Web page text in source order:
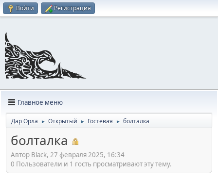
Войти Регистрация
Главное меню
Дар Орла ► Открытый ► Гостевая ► болталка
болталка
Автор Black, 27 февраля 2025, 16:34
0 Пользователи и 1 гость просматривают эту тему.